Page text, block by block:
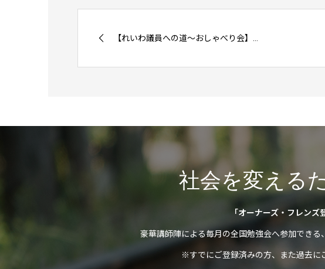
【れいわ議員への道〜おしゃべり会】...
社会を変える
「オーナーズ・フレン
豪華講師陣による毎月の全国勉強会へ参加でき
※すでにご登録済みの方、また過去に